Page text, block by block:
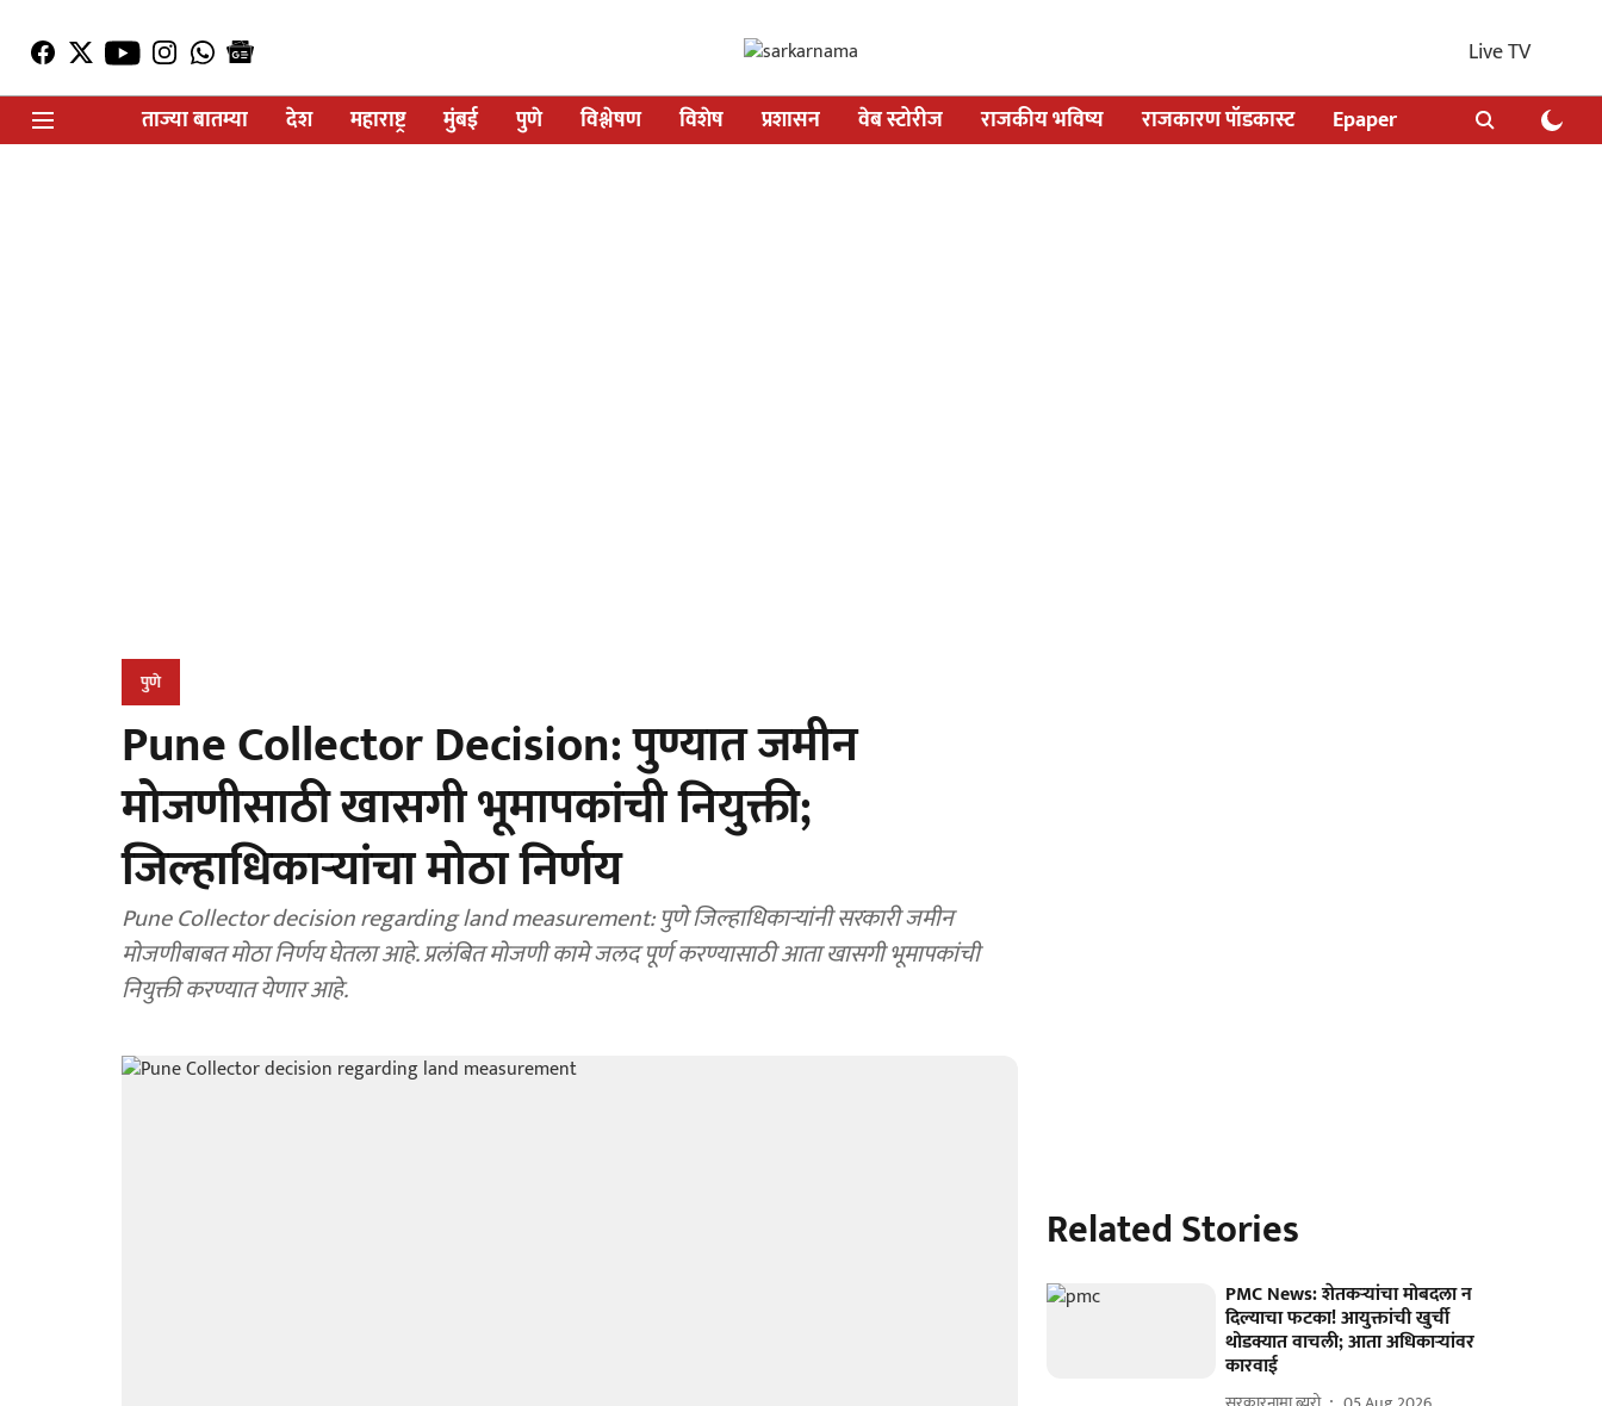
Live TV
ताज्या बातम्या
देश महाराष्ट्र मुंबई पुणे विश्लेषण विशेष प्रशासन वेब स्टोरीज राजकीय भविष्य राजकारण पॉडकास्ट Epaper
पुणे
Pune Collector Decision: पुण्यात जमीन
मोजणीसाठी खासगी भूमापकांची नियुक्ती;
जिल्हाधिकाऱ्यांचा मोठा निर्णय
Pune Collector decision regarding land measurement: पुणे जिल्हाधिकाऱ्यांनी सरकारी जमीन
मोजणीबाबत मोठा निर्णय घेतला आहे. प्रलंबित मोजणी कामे जलद पूर्ण करण्यासाठी आता खासगी भूमापकांची
नियुक्ती करण्यात येणार आहे.
Related Stories
PMC News: शेतकऱ्यांचा मोबदला न
दिल्याचा फटका! आयुक्तांची खुर्ची
थोडक्यात वाचली; आता अधिकाऱ्यांवर
कारवाई